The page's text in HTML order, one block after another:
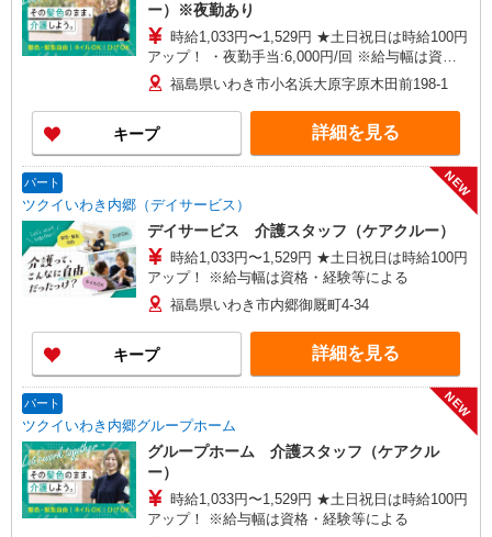
ー）※夜勤あり
時給1,033円〜1,529円 ★土日祝日は時給100円
アップ！ ・夜勤手当:6,000円/回 ※給与幅は資
格・経験等による
福島県いわき市小名浜大原字原木田前198-1
キープ 詳細を見る
パート
ツクイいわき内郷（デイサービス）
NEW
デイサービス 介護スタッフ（ケアクルー）
時給1,033円〜1,529円 ★土日祝日は時給100円
アップ！ ※給与幅は資格・経験等による
福島県いわき市内郷御厩町4-34
キープ 詳細を見る
パート
ツクイいわき内郷グループホーム
NEW
グループホーム 介護スタッフ（ケアクル
ー）
時給1,033円〜1,529円 ★土日祝日は時給100円
アップ！ ※給与幅は資格・経験等による